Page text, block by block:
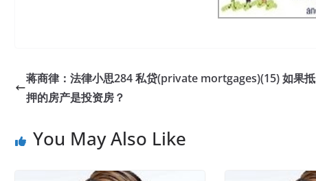
蒋商律：法律小思284 私贷(private mortgages)(15) 如果抵
押的房产是投资房？
You May Also Like